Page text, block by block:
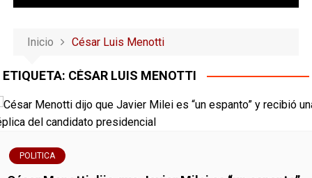
d
o
Inicio César Luis Menotti
ETIQUETA: CÉSAR LUIS MENOTTI
POLITICA